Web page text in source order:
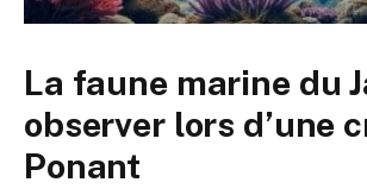
La faune marine du
observer lors d’une
Ponant